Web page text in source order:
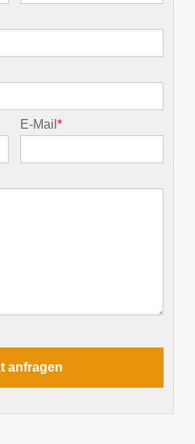
E-Mail*